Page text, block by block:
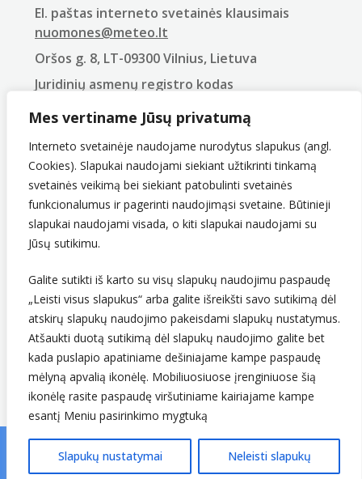
Mes vertiname Jūsų privatumą
Interneto svetainėje naudojame nurodytus slapukus (angl.
Cookies). Slapukai naudojami siekiant užtikrinti tinkamą
svetainės veikimą bei siekiant patobulinti svetainės
funkcionalumus ir pagerinti naudojimąsi svetaine. Būtinieji
slapukai naudojami visada, o kiti slapukai naudojami su
Jūsų sutikimu.
Galite sutikti iš karto su visų slapukų naudojimu paspaudę
„Leisti visus slapukus“ arba galite išreikšti savo sutikimą dėl
atskirų slapukų naudojimo pakeisdami slapukų nustatymus.
Atšaukti duotą sutikimą dėl slapukų naudojimo galite bet
kada puslapio apatiniame dešiniajame kampe paspaudę
mėlyną apvalią ikonėlę. Mobiliuosiuose įrenginiuose šią
ikonėlę rasite paspaudę viršutiniame kairiajame kampe
esantį Meniu pasirinkimo mygtuką
Slapukų nustatymai Neleisti slapukų
El. paštas interneto svetainės klausimais
nuomones@meteo.lt
Oršos g. 8, LT-09300 Vilnius, Lietuva
Juridinių asmenų registro kodas
PVM mokėtojo kodas
LT907432416
Sekite mus
© Lietuvos hidrometeorologijos tarnyba prie Aplinkos